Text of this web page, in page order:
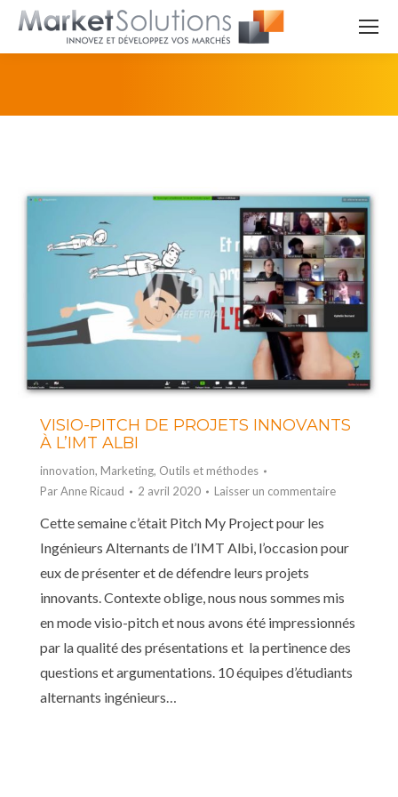
VISIO-PITCH DE PROJETS INNOVANTS
À L’IMT ALBI
innovation, Marketing, Outils et méthodes
ParAnne Ricaud 2 avril 2020 Laisser un commentaire
Cette semaine c’était Pitch My Project pour les
Ingénieurs Alternants de l’IMT Albi, l’occasion pour
eux de présenter et de défendre leurs projets
innovants. Contexte oblige, nous nous sommes mis
en mode visio-pitch et nous avons été impressionnés
par la qualité des présentations et la pertinence des
questions et argumentations. 10 équipes d’étudiants
alternants ingénieurs…